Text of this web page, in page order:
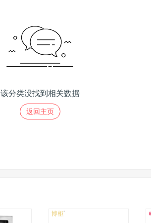
该分类没找到相关数据
返回主页